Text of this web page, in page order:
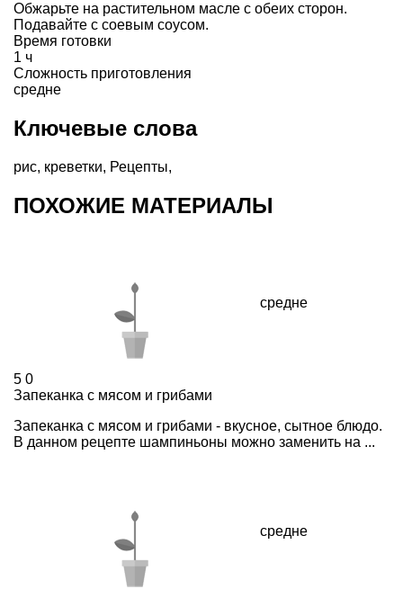
Обжарьте на растительном масле с обеих сторон.
Подавайте с соевым соусом.
Время готовки
1 ч
Сложность приготовления
средне
Ключевые слова
рис, креветки, Рецепты,
ПОХОЖИЕ МАТЕРИАЛЫ
средне
5 0
Запеканка с мясом и грибами
Запеканка с мясом и грибами - вкусное, сытное блюдо.
В данном рецепте шампиньоны можно заменить на ...
средне